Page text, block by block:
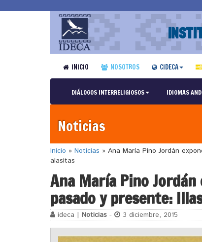
INICIO NOSOTROS CIDECA
DIÁLOGOS INTERRELIGIOSOS IDIOMAS
Noticias
Inicio » Noticias » Ana María Pino Jordán
alasitas
Ana María Pino
pasado y presente:
ideca | Noticias - 3 diciembre, 2015